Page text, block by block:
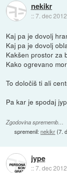
nekikr
::7. dec
Kaj pa je dovolj
Kaj pa je dovolj
Kakšen prostor za
Kako ogrevano
To določiš ti ali
Pa kar je spodaj
Zgodovina sprememb…
spremenil:nekikr(7.
jype
::7. dec